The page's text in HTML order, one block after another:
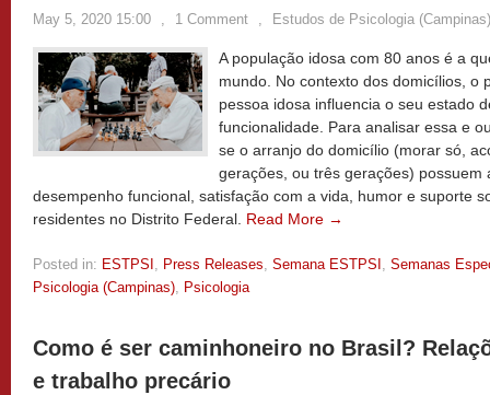
May 5, 2020 15:00 , 1 Comment , Estudos de Psicologia (Campinas)
A população idosa com 80 anos é a
mundo. No contexto dos domicílios, o
pessoa idosa influencia o seu estado
funcionalidade. Para analisar essa e
se o arranjo do domicílio (morar só,
gerações, ou três gerações) possuem
desempenho funcional, satisfação com a vida, humor e suporte
residentes no Distrito Federal. Read More →
Posted in: ESTPSI , Press Releases, Semana ESTPSI , Semanas
Psicologia (Campinas), Psicologia
Como é ser caminhoneiro no Brasil?
e trabalho precário